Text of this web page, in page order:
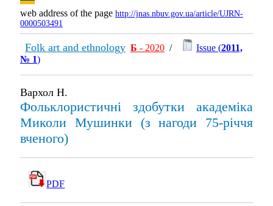
web address of the page http://jnas.nbuv.gov.ua/article/UJRN-
0000503491
Folk art and ethnology Б - 2020 / Issue (2011,
№ 1)
Вархол Н.
Фольклористичні здобутки академіка
Миколи Мушинки (з нагоди 75-річчя
вченого)
PDF